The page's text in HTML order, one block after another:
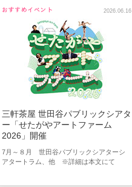
2026.06.16
三軒茶屋 世田谷パブリックシアタ
ー「せたがやアートファーム
2026」開催
7月～８月 世田谷パブリックシアターシ
アタートラム、他 ※詳細は本文にて